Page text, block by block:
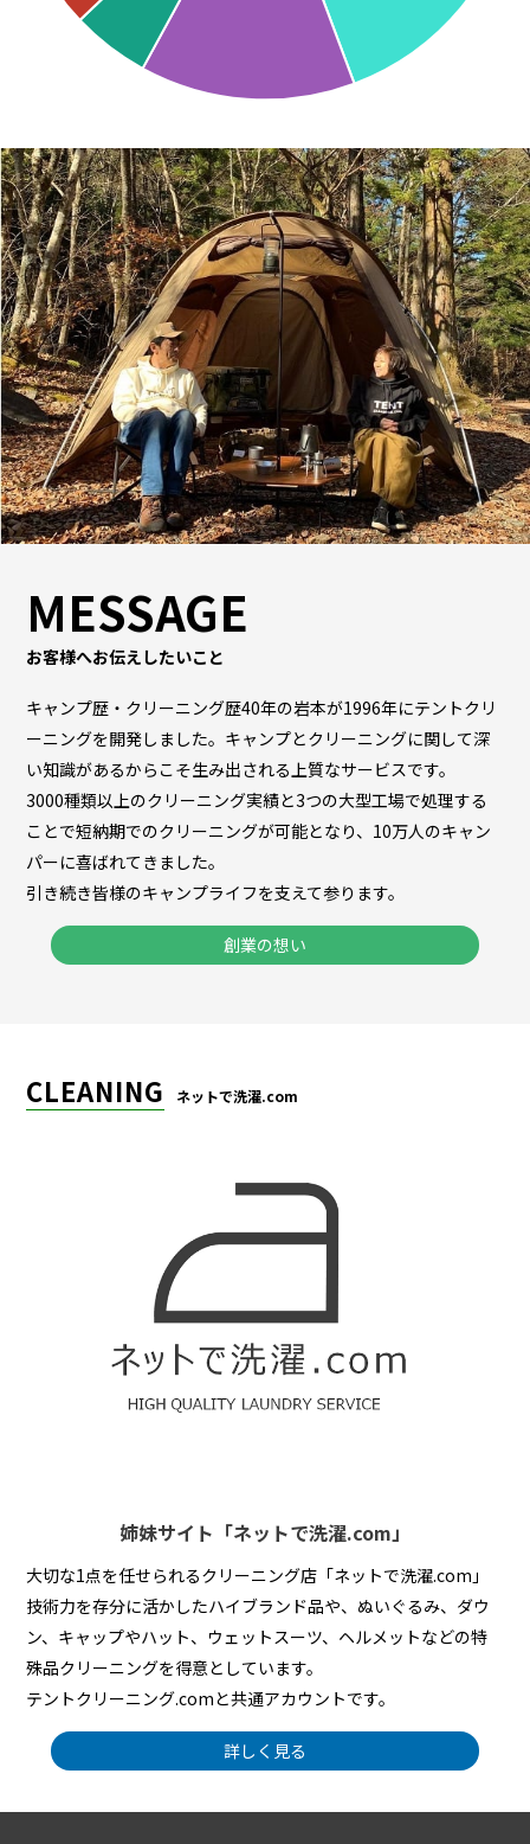
MESSAGE
お客様へお伝えしたいこと
キャンプ歴・クリーニング歴40年の岩本が1996年にテントクリ
ーニングを開発しました。キャンプとクリーニングに関して深
い知識があるからこそ生み出される上質なサービスです。
3000種類以上のクリーニング実績と3つの大型工場で処理する
ことで短納期でのクリーニングが可能となり、10万人のキャン
パーに喜ばれてきました。
引き続き皆様のキャンプライフを支えて参ります。
創業の想い
CLEANING ネットで洗濯.com
姉妹サイト「ネットで洗濯.com」
大切な1点を任せられるクリーニング店「ネットで洗濯.com」
技術力を存分に活かしたハイブランド品や、ぬいぐるみ、ダウ
ン、キャップやハット、ウェットスーツ、ヘルメットなどの特
殊品クリーニングを得意としています。
テントクリーニング.comと共通アカウントです。
詳しく見る